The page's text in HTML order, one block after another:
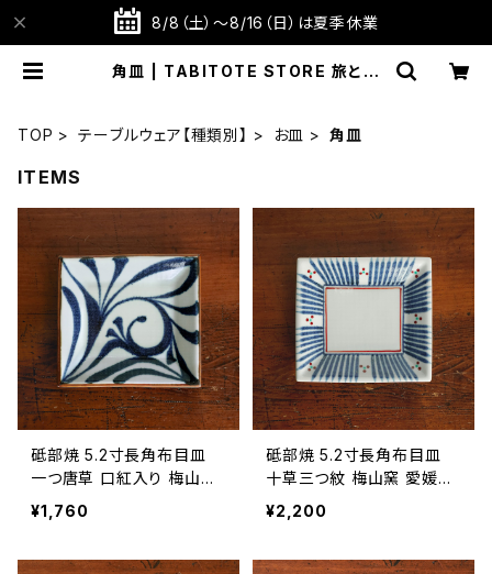
8/8（土）～8/16（日）は夏季休業
角皿 | TABITOTE STORE 旅と手
TOP テーブルウェア【種類別】 お皿 角皿
ITEMS
砥部焼 5.2寸長角布目皿
一つ唐草 口紅入り 梅山窯
愛媛県【伝統工芸品】【民藝
品】【ギフト プレゼント】【父
¥1,760
砥部焼 5.2寸長角布目皿
十草三つ紋 梅山窯 愛媛県
【伝統工芸品】【民藝品】【ギ
フト プレゼント】【父の日 お
¥2,200